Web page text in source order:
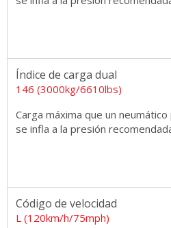
Índice de carga dual
146 (3000kg/6610lbs)
Carga máxima que un
se infla a la presión
Código de velocidad
L (120km/h/75mph)